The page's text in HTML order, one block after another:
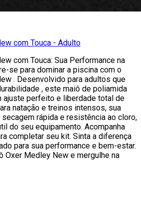
com Touca - Adulto
com Touca: Sua Performance na
se para dominar a piscina com o
. Desenvolvido para adultos que
, este maiô de poliamida
ajuste perfeito e liberdade total de
natação e treinos intensos, sua
rápida e resistência ao cloro,
do seu equipamento. Acompanha
completar seu kit. Sinta a diferença
para sua performance e bem-estar.
Oxer Medley New e mergulhe na